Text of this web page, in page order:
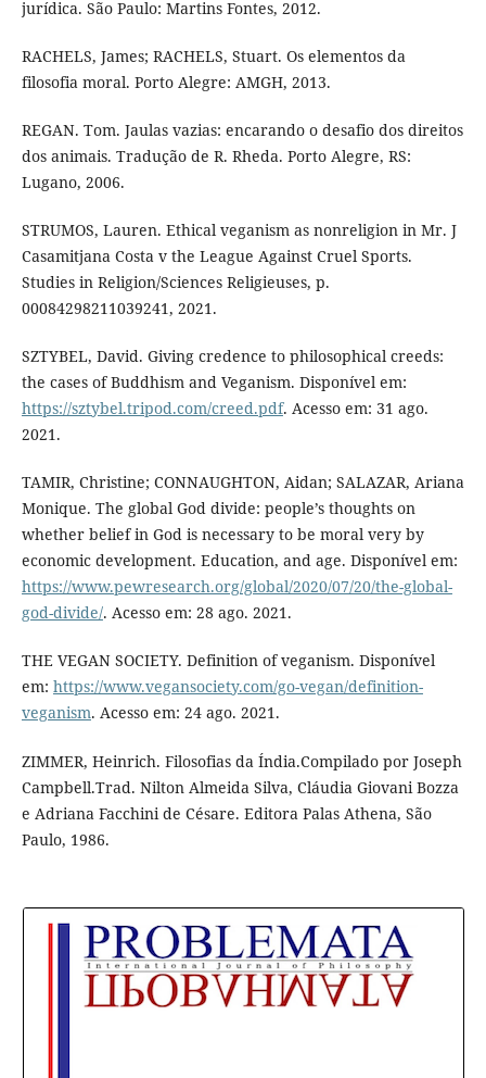
jurídica. São Paulo: Martins Fontes, 2012.
RACHELS, James; RACHELS, Stuart. Os elementos da
filosofia moral. Porto Alegre: AMGH, 2013.
REGAN. Tom. Jaulas vazias: encarando o desafio dos direitos
dos animais. Tradução de R. Rheda. Porto Alegre, RS:
Lugano, 2006.
STRUMOS, Lauren. Ethical veganism as nonreligion in Mr. J
Casamitjana Costa v the League Against Cruel Sports.
Studies in Religion/Sciences Religieuses, p.
00084298211039241, 2021.
SZTYBEL, David. Giving credence to philosophical creeds:
the cases of Buddhism and Veganism. Disponível em:
https://sztybel.tripod.com/creed.pdf. Acesso em: 31 ago.
2021.
TAMIR, Christine; CONNAUGHTON, Aidan; SALAZAR, Ariana
Monique. The global God divide: people’s thoughts on
whether belief in God is necessary to be moral very by
economic development. Education, and age. Disponível em:
https://www.pewresearch.org/global/2020/07/20/the-global-
god-divide/. Acesso em: 28 ago. 2021.
THE VEGAN SOCIETY. Definition of veganism. Disponível
em: https://www.vegansociety.com/go-vegan/definition-
veganism. Acesso em: 24 ago. 2021.
ZIMMER, Heinrich. Filosofias da Índia.Compilado por Joseph
Campbell.Trad. Nilton Almeida Silva, Cláudia Giovani Bozza
e Adriana Facchini de Césare. Editora Palas Athena, São
Paulo, 1986.